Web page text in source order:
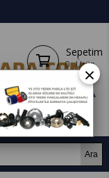
Sepetim
0 Ürün
×